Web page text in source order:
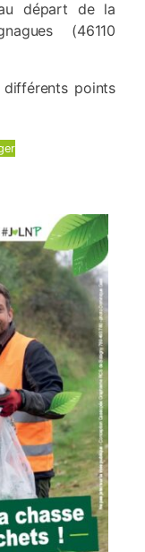
départ de la
(46110
différents points